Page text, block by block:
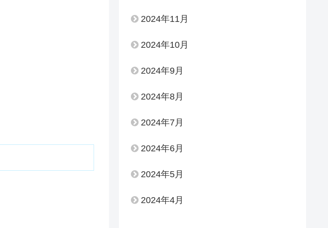
2024年11月
2024年10月
2024年9月
2024年8月
2024年7月
2024年6月
2024年5月
2024年4月